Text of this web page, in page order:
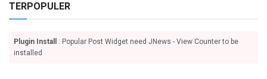
TERPOPULER
Plugin Install
: Popular Post Widget need JNews - View Counter to be
installed